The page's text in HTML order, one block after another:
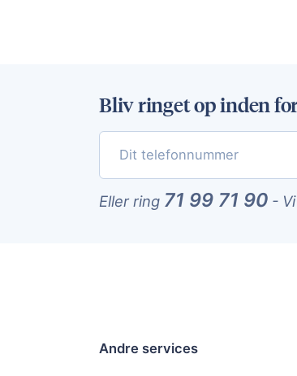
Bliv ringet op inden
Eller ring 71 99 71 90 -
Andre services